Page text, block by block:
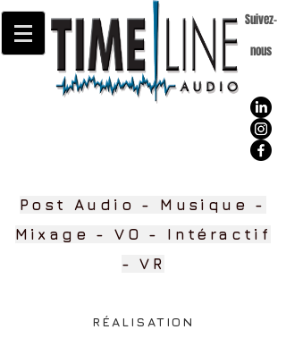
Suivez-
nous
Post Audio - Musique -
Mixage - VO - Intéractif
- VR
RÉALISATION